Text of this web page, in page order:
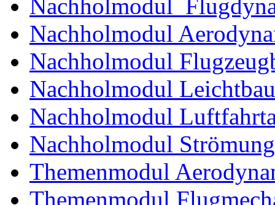
Nachholmodul
Nachholmodul
Nachholmodul
Nachholmodul Leichtbau
Nachholmodul
Nachholmodul
Themenmodul
Themenmodul